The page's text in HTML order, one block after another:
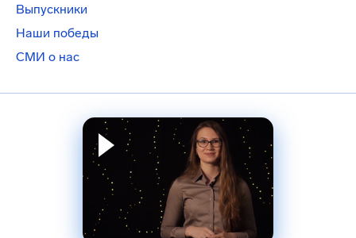
Выпускники
Наши победы
СМИ о нас